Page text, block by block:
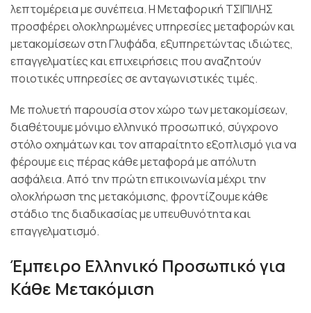
λεπτομέρεια με συνέπεια. Η Μεταφορική ΤΣΙΠΙΛΗΣ
προσφέρει ολοκληρωμένες υπηρεσίες μεταφορών και
μετακομίσεων στη Γλυφάδα, εξυπηρετώντας ιδιώτες,
επαγγελματίες και επιχειρήσεις που αναζητούν
ποιοτικές υπηρεσίες σε ανταγωνιστικές τιμές.
Με πολυετή παρουσία στον χώρο των μετακομίσεων,
διαθέτουμε μόνιμο ελληνικό προσωπικό, σύγχρονο
στόλο οχημάτων και τον απαραίτητο εξοπλισμό για να
φέρουμε εις πέρας κάθε μεταφορά με απόλυτη
ασφάλεια. Από την πρώτη επικοινωνία μέχρι την
ολοκλήρωση της μετακόμισης, φροντίζουμε κάθε
στάδιο της διαδικασίας με υπευθυνότητα και
επαγγελματισμό.
Έμπειρο Ελληνικό Προσωπικό για
Κάθε Μετακόμιση